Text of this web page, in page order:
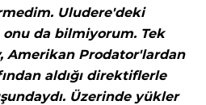
Uludere'deki
da bilmiyorum. Tek
Amerikan Prodator'lardan
aldığı direktiflerle
Üzerinde yükler